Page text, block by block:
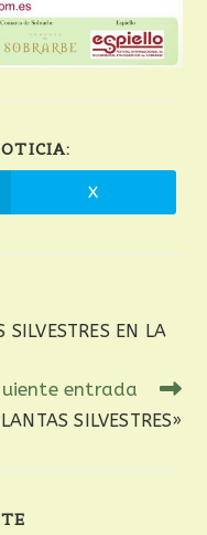
X
SILVESTRES EN LA
entrada
SILVESTRES»